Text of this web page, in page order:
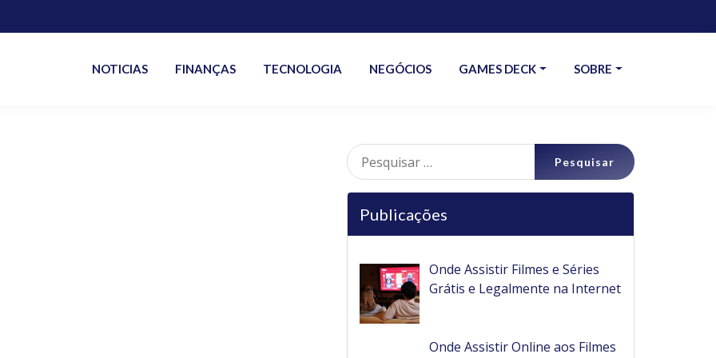
NOTICIAS FINANÇAS TECNOLOGIA NEGÓCIOS GAMES DECK SOBRE
Pesquisar
por:
Publicações
Onde Assistir Filmes e Séries
Grátis e Legalmente na Internet
Onde Assistir Online aos Filmes